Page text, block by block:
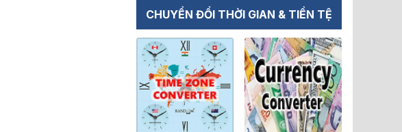
CHUYỂN ĐỔI THỜI GIAN & TIỀN TỆ